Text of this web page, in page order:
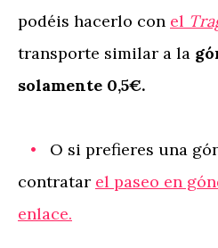
podéis hacerlo con el
transporte similar a la
solamente 0,5€.
O si prefieres una
contratar el paseo en
enlace.